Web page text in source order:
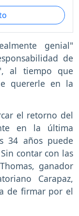
genial"
de
al tiempo que
quererle en la
el retorno del
en la última
34 años puede
contar con las
ganador
Carapaz,
de firmar por el